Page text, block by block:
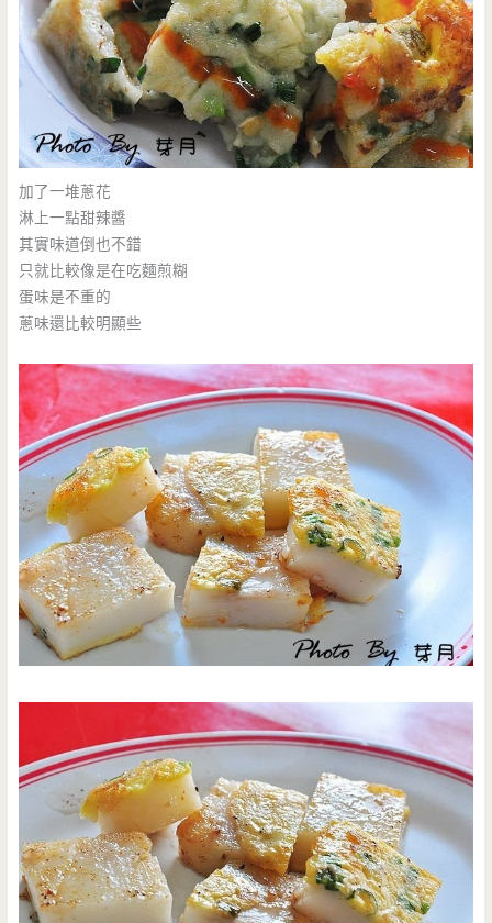
加了一堆蔥花
淋上一點甜辣醬
其實味道倒也不錯
只就比較像是在吃麵煎糊
蛋味是不重的
蔥味還比較明顯些